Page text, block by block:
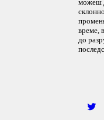
можеш
време,
до